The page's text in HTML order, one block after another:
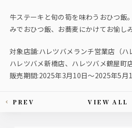
牛ステーキと旬の筍を味わうおひつ飯
みでおひつ飯、お蕎麦にかけてお愉し
対象店舗:ハレツバメランチ営業店（ハ
ハレツバメ新橋店、ハレツバメ鶴屋町
販売期間:2025年3月10日〜2025年5月
This article's paging
PREV VIEW ALL